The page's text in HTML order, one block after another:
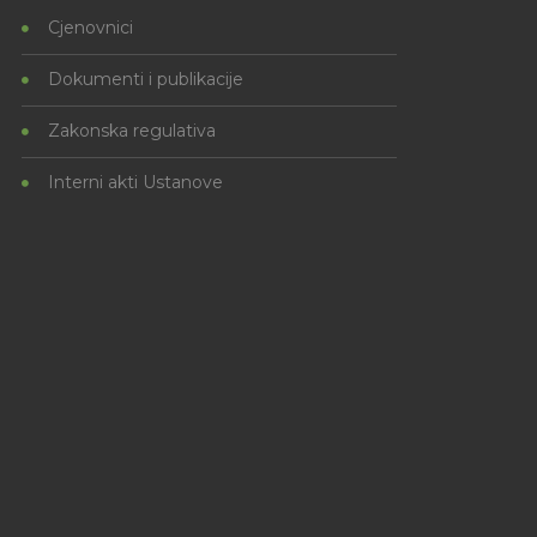
Cjenovnici
Dokumenti i publikacije
Zakonska regulativa
Interni akti Ustanove